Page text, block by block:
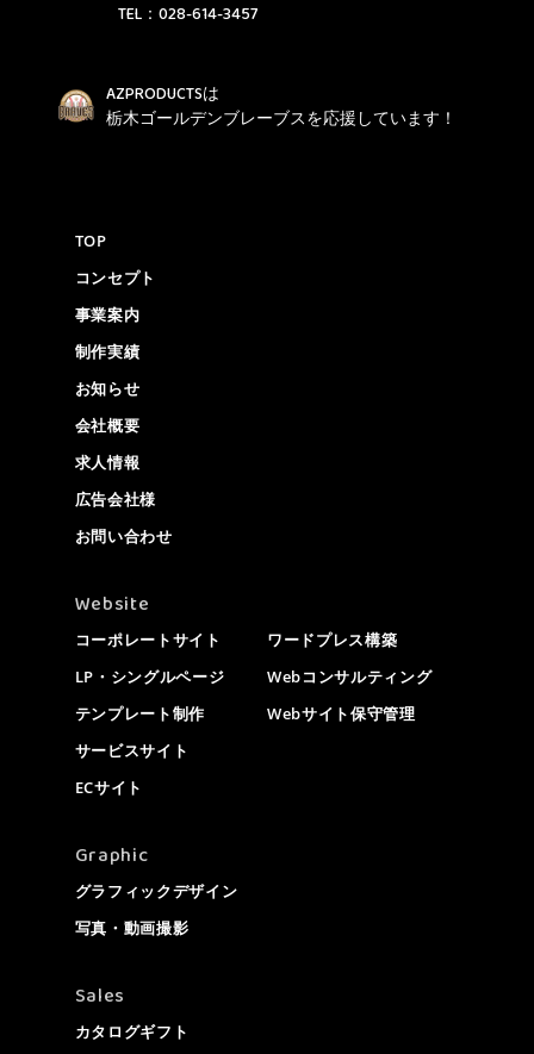
TEL： 028-614-3457
AZPRODUCTSは
栃木ゴールデンブレーブスを応援しています！
TOP
コンセプト
事業案内
制作実績
お知らせ
会社概要
求人情報
広告会社様
お問い合わせ
Website
コーポレートサイト
LP・シングルページ
テンプレート制作
サービスサイト
ECサイト
ワードプレス構築
Webコンサルティング
Webサイト保守管理
Graphic
グラフィックデザイン
写真・動画撮影
Sales
カタログギフト